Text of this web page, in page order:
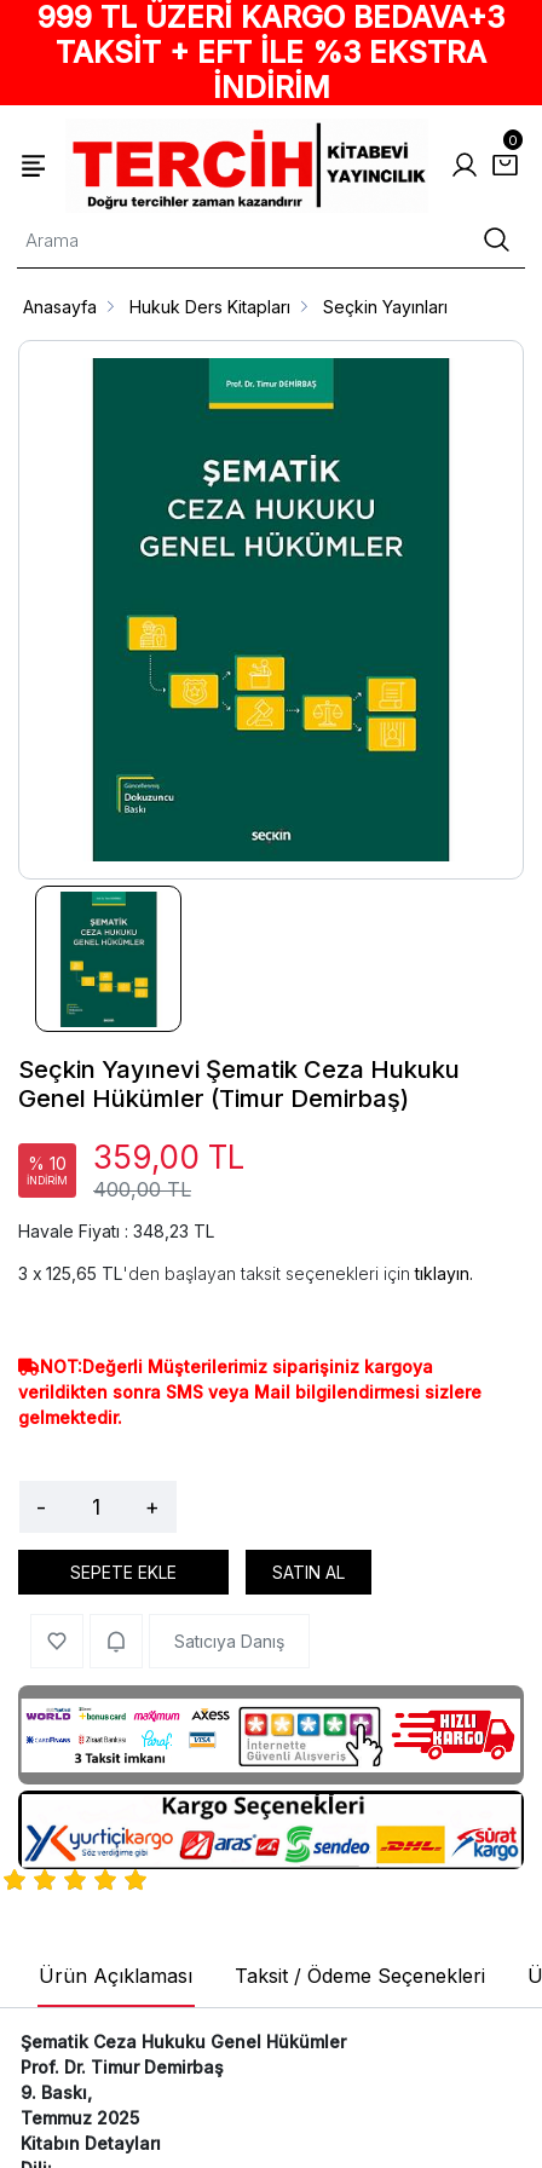
999 TL ÜZERİ KARGO BEDAVA+3
TAKSİT + EFT İLE %3 EKSTRA
İNDİRİM
0
Anasayfa Hukuk Ders Kitapları Seçkin Yayınları
Seçkin Yayınevi Şematik Ceza Hukuku
Genel Hükümler (Timur Demirbaş)
% 10
İNDİRİM 400,00 TL
359,00 TL
Havale Fiyatı : 348,23 TL
125,65 TL'den başlayan taksit seçenekleri içintıklayın.
NOT:Değerli Müşterilerimiz siparişiniz kargoya
verildikten sonra SMS veya Mail bilgilendirmesi sizlere
gelmektedir.
- +
SEPETE EKLE SATIN AL
Satıcıya Danış
Ürün Açıklaması Taksit / Ödeme Seçenekleri
Şematik Ceza Hukuku Genel Hükümler
Prof. Dr. Timur Demirbaş
9. Baskı,
Temmuz 2025
Kitabın Detayları